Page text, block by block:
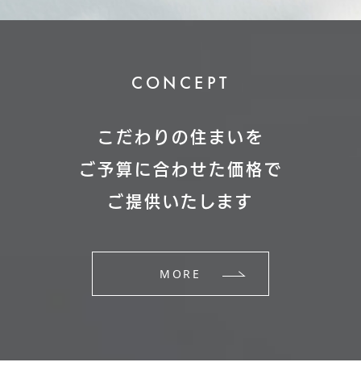
CONCEPT
こだわりの住まいを
ご予算に合わせた価格で
ご提供いたします
MORE